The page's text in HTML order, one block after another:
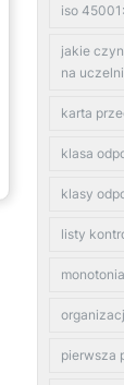
iso
jakie
na uczelni
karta
klasa
klasy
listy
monotonia
pierwsza